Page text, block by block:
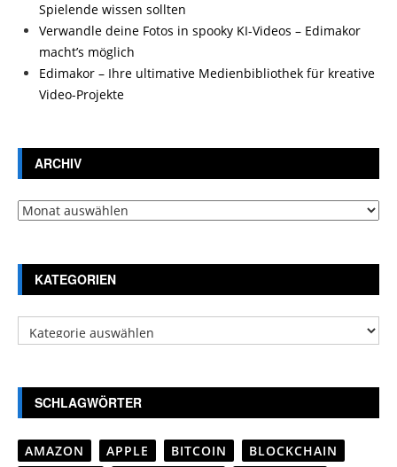
Spielende wissen sollten
Verwandle deine Fotos in spooky KI-Videos – Edimakor
macht’s möglich
Edimakor – Ihre ultimative Medienbibliothek für kreative
Video-Projekte
ARCHIV
Archiv
KATEGORIEN
Kategorien
SCHLAGWÖRTER
AMAZON APPLE BITCOIN
BLOCKCHAIN